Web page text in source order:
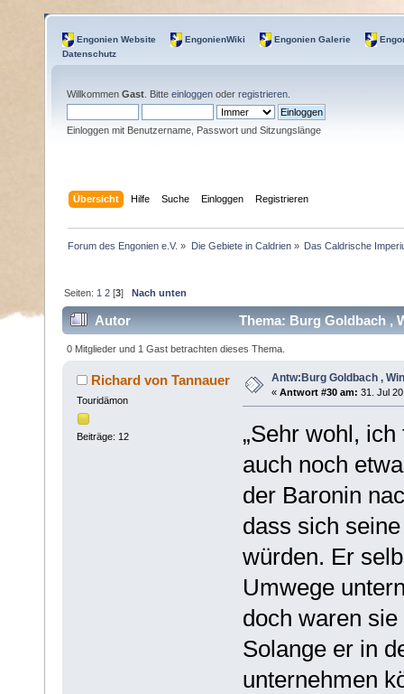
Engonien Website EngonienWiki Engonien Galerie
Datenschutz
Willkommen Gast . Bitte einloggen oder registrieren
Einloggen mit Benutzername, Passwort und Sitzungslänge
Übersicht Hilfe Suche Einloggen Registrieren
Forum des Engonien e.V. » Die Gebiete in Caldrien» Das Caldrische
Seiten: 1 2 [3]Nach unten
Autor Thema: Burg Goldbach ,
0 Mitglieder und 1 Gast betrachten dieses Thema.
Richard von Tannauer
Touridämon
Beiträge: 12
Antw:Burg Goldbach ,
« Antwort #30 am: 31. Jul
„Sehr wohl,
auch noch
der Baronin
dass sich
würden. Er
Umwege
doch waren
Solange er in
unternehmen